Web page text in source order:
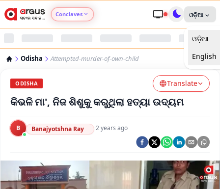
Conclaves
Argus Nari Shakti
Argus Swaad Odisha
Argus Chalo Dekhein Apna Desh
ଓଡ଼ିଆ
ଓଡ଼ିଆ
English
Odisha Attempted-murder-of-own-child
ODISHA Translate
କିଭଳି ମା', ନିଜ ଶିଶୁକୁ କରୁଥିଲା ହତ୍ୟା ଉଦ୍ୟମ
B Banajyotshna Ray ·2 years ago